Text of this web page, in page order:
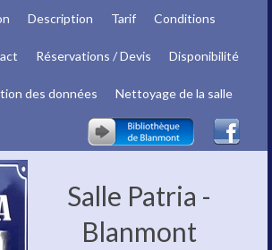
Description Tarif Conditions
Réservations / Devis Disponibilité
des données Nettoyage de la salle
Salle Patria -
Blanmont